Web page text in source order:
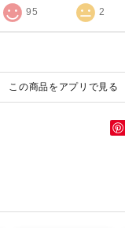
95 2
この商品をアプリで見る